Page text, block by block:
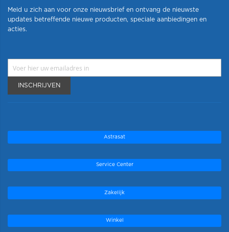
Meld u zich aan voor onze nieuwsbrief en ontvang de nieuwste
updates betreffende nieuwe producten, speciale aanbiedingen en
acties.
INSCHRIJVEN
Astrasat
Service Center
Zakelijk
Winkel